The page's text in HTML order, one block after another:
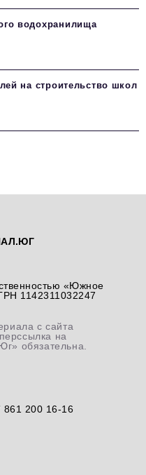
водохранилища
на строительство школ
«Южное
1142311032247
с сайта
на
обязательна.
861 200 16-16